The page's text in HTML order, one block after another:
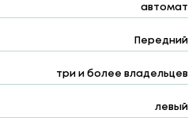
автомат
Передний
три и более владельцев
левый